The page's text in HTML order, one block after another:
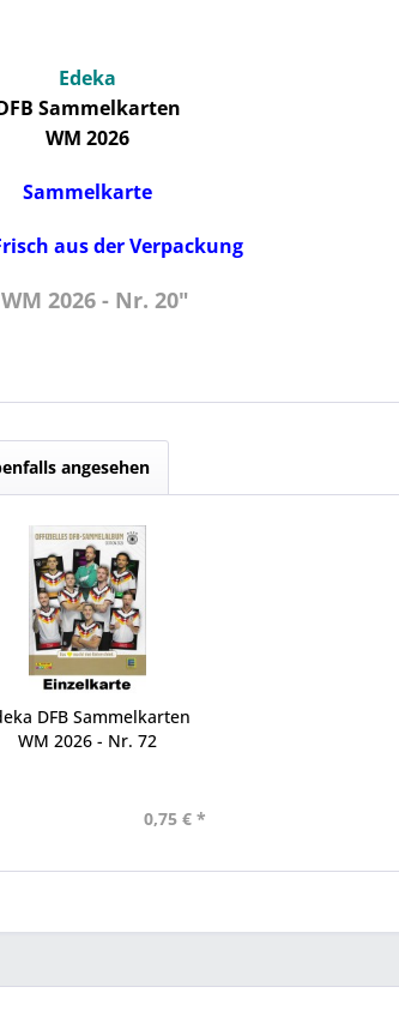
Edeka
Sammelkarten
WM 2026
Sammelkarte
aus der Verpackung
2026 - Nr. 20"
angesehen
DFB Sammelkarten
WM 2026 - Nr. 72
0,75 € *